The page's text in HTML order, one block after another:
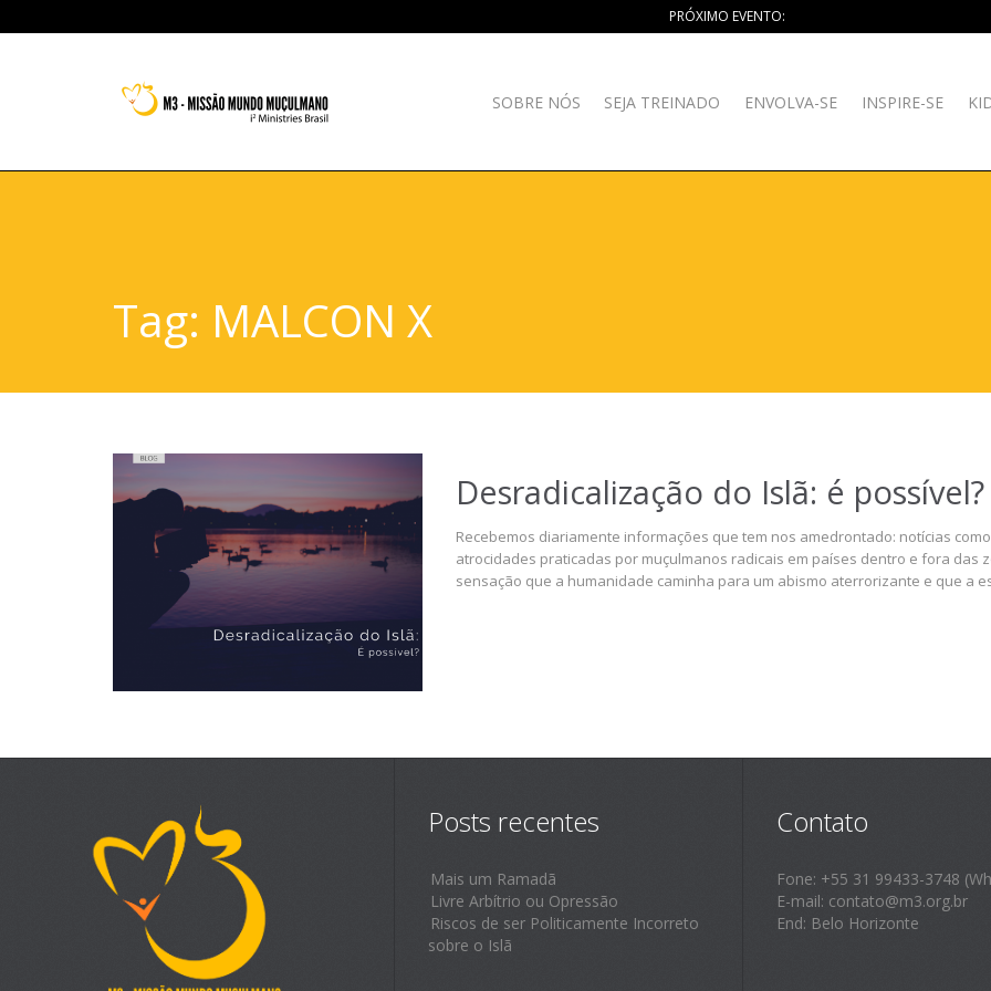
PRÓXIMO EVENTO:
SOBRE NÓS SEJA TREINADO ENVOLVA-SE INSPIRE-SE
Tag: MALCON X
Desradicalização do Islã: é possível?
Recebemos diariamente informações que tem nos amedrontado: notícias
atrocidades praticadas por muçulmanos radicais em países dentro e fora das
sensação que a humanidade caminha para um abismo aterrorizante e que a
Posts recentes
Mais um Ramadã
Livre Arbítrio ou Opressão
Riscos de ser Politicamente Incorreto
sobre o Islã
Contato
Fone: +55 31 99433-3748
E-mail: contato@m3.org.br
End: Belo Horizonte